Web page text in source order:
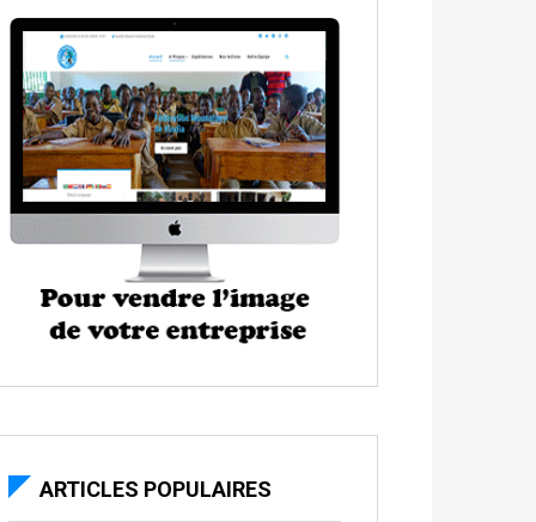
ARTICLES POPULAIRES